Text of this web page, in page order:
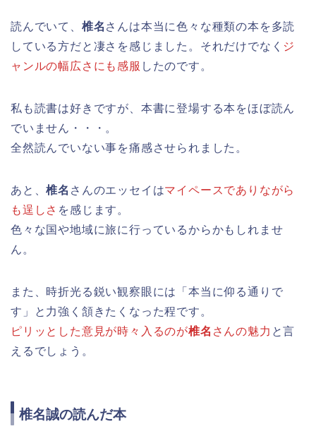
読んでいて、 椎名 さんは本当に色々な種類の本を多読
している方だと凄さを感じました。それだけでなく ジ
ャンルの幅広さにも感服 したのです。
私も読書は好きですが、本書に登場する本をほぼ読ん
でいません・・・。
全然読んでいない事を痛感させられました。
あと、椎名 さんのエッセイはマイペースでありながら
も逞しさ を感じます。
色々な国や地域に旅に行っているからかもしれませ
ん。
また、時折光る鋭い観察眼には「本当に仰る通りで
す」と力強く頷きたくなった程です。
ピリッとした意見が時々入るのが椎名 さんの魅力 と言
えるでしょう。
椎名誠の読んだ本